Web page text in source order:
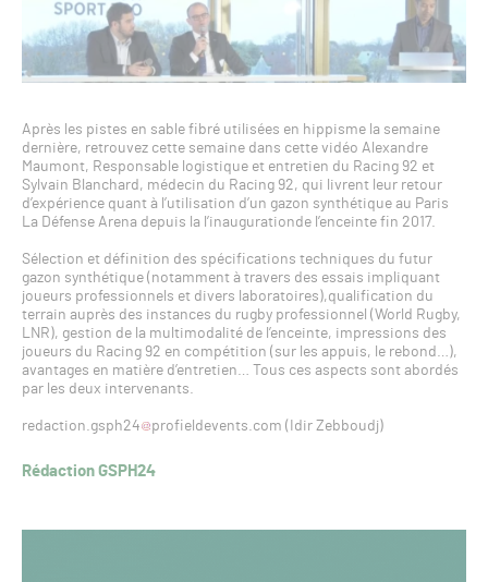
Après les pistes en sable fibré utilisées en hippisme la semaine
dernière, retrouvez cette semaine dans cette vidéo Alexandre
Maumont, Responsable logistique et entretien du Racing 92 et
Sylvain Blanchard, médecin du Racing 92, qui livrent leur retour
d’expérience quant à l’utilisation d’un gazon synthétique au Paris
La Défense Arena depuis la l’inaugurationde l’enceinte fin 2017.
Sélection et définition des spécifications techniques du futur
gazon synthétique (notamment à travers des essais impliquant
joueurs professionnels et divers laboratoires),qualification du
terrain auprès des instances du rugby professionnel (World Rugby,
LNR), gestion de la multimodalité de l’enceinte, impressions des
joueurs du Racing 92 en compétition (sur les appuis, le rebond…),
avantages en matière d’entretien… Tous ces aspects sont abordés
par les deux intervenants.
redaction.gsph24 profieldevents.com (Idir Zebboudj)
Rédaction GSPH24